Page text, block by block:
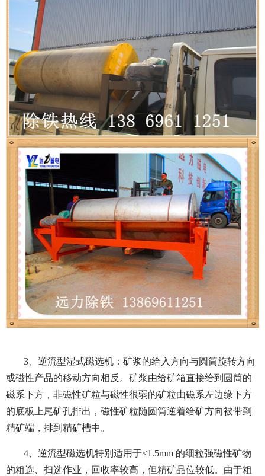
3、逆流型湿式磁选机：矿浆的给入方向与圆筒旋转方向
或磁性产品的移动方向相反。矿浆由给矿箱直接给到圆筒的
磁系下方，非磁性矿粒与磁性很弱的矿粒由磁系左边缘下方
的底板上尾矿孔排出，磁性矿粒随圆筒逆着给矿方向被带到
精矿端，排到精矿槽中。
4、逆流型磁选机特别适用于≤1.5mm 的细粒强磁性矿物
的粗选、扫选作业，回收率较高，但精矿品位较低。由于粗